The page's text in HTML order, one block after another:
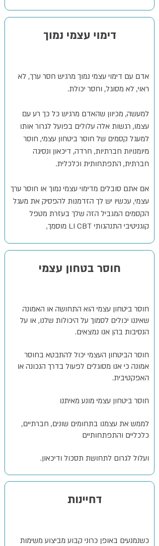
דימוי עצמי נמוך
אדם עם דימוי עצמי נמוך מרגיש חסר ערך, לא
ראוי, לא מסוגל, וחסר יכולת.
למעשה, מכיוון שהאדם מרגיש כל כך רע עם
עצמו, רגשות אלה עלולים בפועל לגרור אותו
למעגל קסמים של חוסר ביטחון עצמי, חוסר
מיומנויות חברתיות, חרדה, דיכאון ונסיגה
חברתית, התפתחותית וכלכלית.
אם אתם סובלים מדימוי עצמי נמוך או חוסר ערך
עצמי, עכשיו יש לך הזדמנות להפסיק את מעגל
הקסמים המגביל הזה שלך בעזרת מטפל
קוגניטיבי התנהגותי LI CBT מוסמך,
חוסר בטחון עצמי
חוסר ביטחון עצמי הוא התחושה או האמונה
שאיננו יכולים לסמוך על היכולות שלנו, או על
הנסיבות בהן אנו נמצאים.
חוסר הביטחון העצמי יכול להתבטא בחוסר
אמונה כי אנו מסוגלים לפעול בדרך הנכונה או
האפקטיבית.
חוסר ביטחון עצמי מונע מאיתנו
לממש את עצמנו בתחומים שונים, חברתיים,
כלכליים והתפתחותיים
ועלול לגרום לתחושת תסכול ודיכאון.
דחיינות
כשנמנעים באופן כרוני קבוע מביצוע משימות